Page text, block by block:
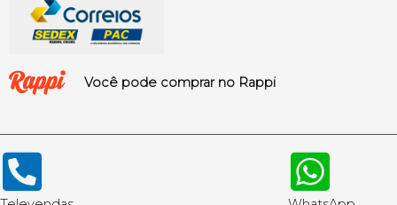
Você pode comprar no Rappi